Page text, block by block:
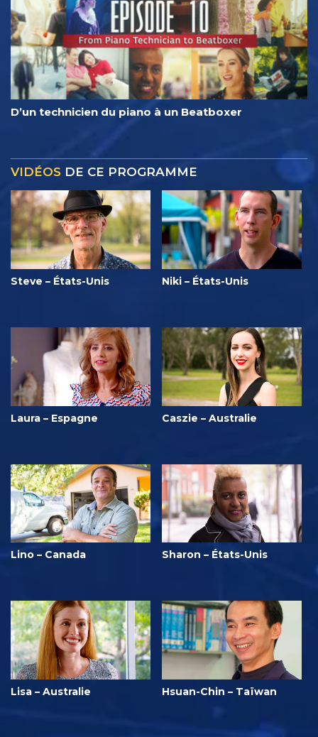
D’un technicien du piano à un Beatboxer
VIDÉOS DE CE PROGRAMME
Steve – États-Unis Niki – États-Unis
Laura – Espagne Caszie – Australie
Lino – Canada Sharon – États-Unis
Lisa – Australie Hsuan-Chin – Taïwan